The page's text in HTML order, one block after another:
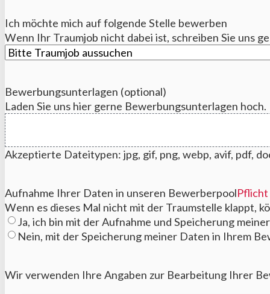
Ich möchte mich auf folgende Stelle bewerben
Wenn Ihr Traumjob nicht dabei ist, schreiben Sie uns
Bewerbungsunterlagen (optional)
Laden Sie uns hier gerne Bewerbungsunterlagen
Akzeptierte Dateitypen: jpg, gif, png, webp, avif, pdf,
Aufnahme Ihrer Daten in unseren BewerberpoolPflicht
Wenn es dieses Mal nicht mit der Traumstelle klappt,
Ja, ich bin mit der Aufnahme und Speicherung
Nein, mit der Speicherung meiner Daten in Ihrem
Wir verwenden Ihre Angaben zur Bearbeitung Ihrer